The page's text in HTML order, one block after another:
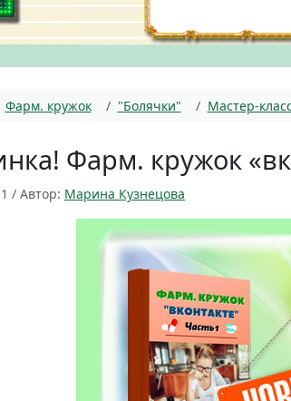
Фарм. кружок "Болячки" Мастер-
Фарм. кружок
/ Автор: Марина Кузнецова